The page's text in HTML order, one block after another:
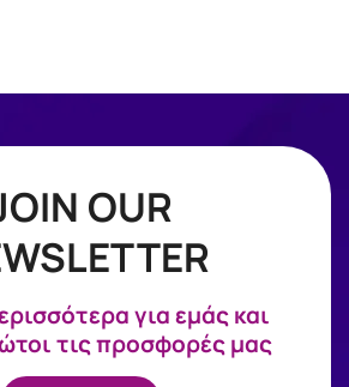
OUR
για εμάς και
τις προσφορές μας